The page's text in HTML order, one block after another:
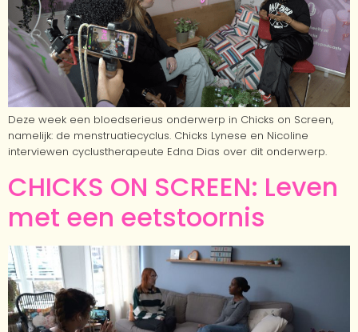
Deze week een bloedserieus onderwerp in Chicks on Screen,
namelijk: de menstruatiecyclus. Chicks Lynese en Nicoline
interviewen cyclustherapeute Edna Dias over dit onderwerp.
CHICKS ON SCREEN: Leven
met een eetstoornis